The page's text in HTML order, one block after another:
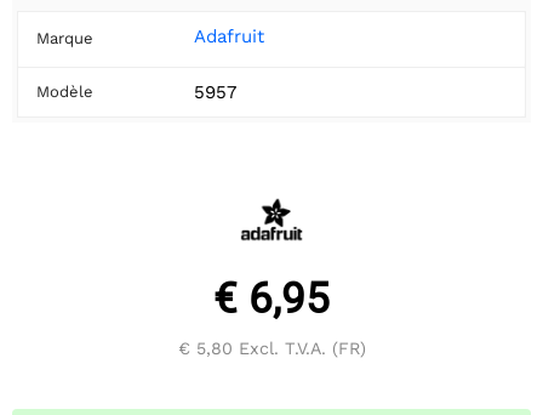
Marque Adafruit
Modèle 5957
€ 6,95
€ 5,80 Excl. T.V.A. (FR)